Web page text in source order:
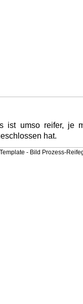
ist umso reifer, je
hat.